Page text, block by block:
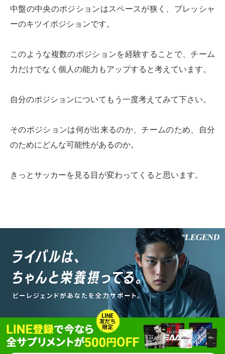
中盤の中央のポジションはスペースが狭く、プレッシャ
ーのキツイポジションです。
このような複数のポジションを経験することで、チーム
力だけでなく個人の能力もアップすると考えています。
自分のポジションについてもう一度考えてみて下さい。
そのポジションは何が出来るのか、チームのため、自分
のためにどんな可能性があるのか。
きっとサッカーを見る目が変わってくると思います。